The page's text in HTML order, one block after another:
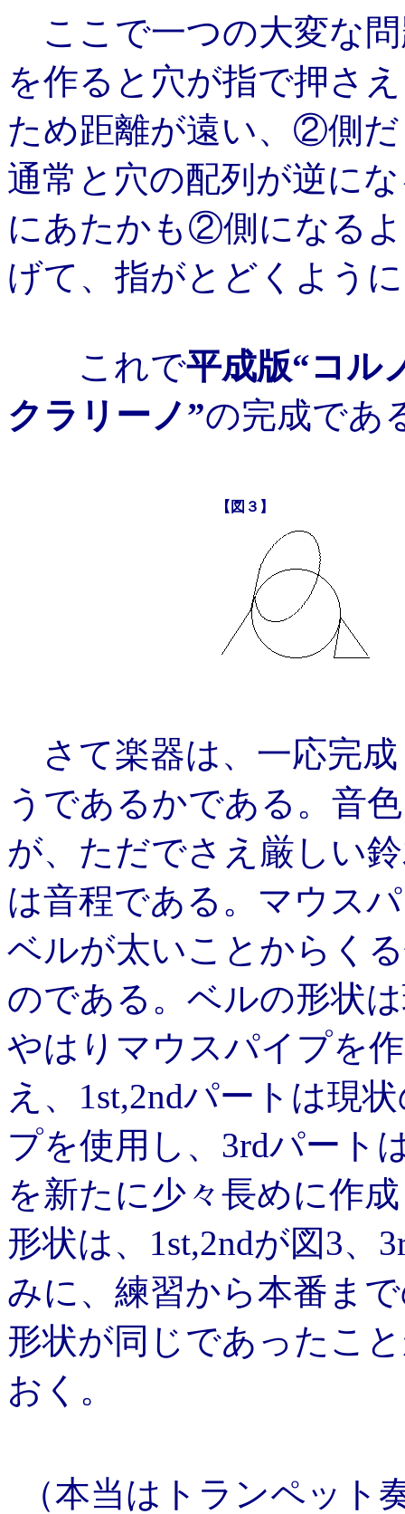
ここで一つの大変な
を作ると穴が指で押さ
ため距離が遠い、②側
通常と穴の配列が逆に
にあたかも②側になる
げて、指がとどくよう
これで平成版“コル
クラリーノ”の完成であ
【図３】
さて楽器は、一応完
うであるかである。音
が、ただでさえ厳しい
は音程である。マウス
ベルが太いことからく
のである。ベルの形状
やはりマウスパイプを
え、1st,2ndパートは現
プを使用し、3rdパート
を新たに少々長めに作
形状は、1st,2ndが図3、
みに、練習から本番ま
形状が同じであったこ
おく。
（本当はトランペッ